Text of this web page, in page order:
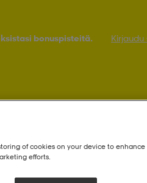
bonuspisteitä. Kirjaudu
of cookies on your device to enhance
efforts.